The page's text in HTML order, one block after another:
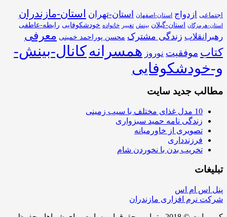
اجتماعی ازدواج استان-اصفهان استان-تهران استان-مازندران
استان-هرمزگان استان-گیلان بینش تغییر خانواده خودشکوفایی رابطه-عاطفی
رهبرانقلاب زندگی مشترک محسن پوراحمد خمینی معرفی
کتاب موفقیت نوروز همسرانهکانال-بینش-
و-خودشکوفایی
مطالب جدید سایت
10 مدل غذای مختلف با سیب زمینی
زندگی نامه حمید سبزواری
تصویری از خاورمیانه
فرزندداری
تخریب بدن با نخوردن شام
تبلیغات
پنل اس ام اس
شرکت نرم افزاری مازندران